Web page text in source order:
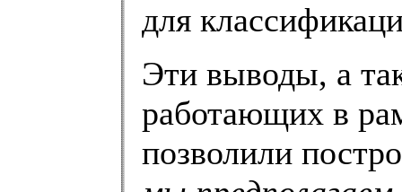
для
Эти выводы, а
работающих в
позволили